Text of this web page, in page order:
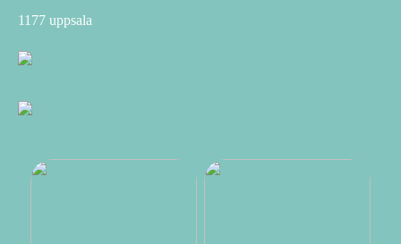
1177 uppsala